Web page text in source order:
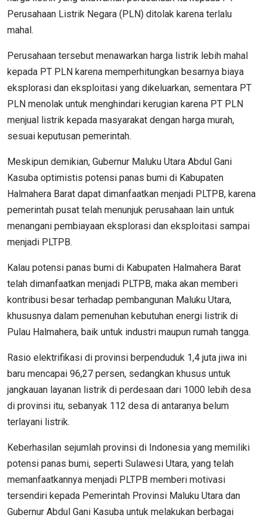
Perusahaan Listrik Negara (PLN) ditolak karena terlalu
mahal.
Perusahaan tersebut menawarkan harga listrik lebih mahal
kepada PT PLN karena memperhitungkan besarnya biaya
eksplorasi dan eksploitasi yang dikeluarkan, sementara PT
PLN menolak untuk menghindari kerugian karena PT PLN
menjual listrik kepada masyarakat dengan harga murah,
sesuai keputusan pemerintah.
Meskipun demikian, Gubernur Maluku Utara Abdul Gani
Kasuba optimistis potensi panas bumi di Kabupaten
Halmahera Barat dapat dimanfaatkan menjadi PLTPB, karena
pemerintah pusat telah menunjuk perusahaan lain untuk
menangani pembiayaan eksplorasi dan eksploitasi sampai
menjadi PLTPB.
Kalau potensi panas bumi di Kabupaten Halmahera Barat
telah dimanfaatkan menjadi PLTPB, maka akan memberi
kontribusi besar terhadap pembangunan Maluku Utara,
khususnya dalam pemenuhan kebutuhan energi listrik di
Pulau Halmahera, baik untuk industri maupun rumah tangga.
Rasio elektrifikasi di provinsi berpenduduk 1,4 juta jiwa ini
baru mencapai 96,27 persen, sedangkan khusus untuk
jangkauan layanan listrik di perdesaan dari 1000 lebih desa
di provinsi itu, sebanyak 112 desa di antaranya belum
terlayani listrik.
Keberhasilan sejumlah provinsi di Indonesia yang memiliki
potensi panas bumi, seperti Sulawesi Utara, yang telah
memanfaatkannya menjadi PLTPB memberi motivasi
tersendiri kepada Pemerintah Provinsi Maluku Utara dan
Gubernur Abdul Gani Kasuba untuk melakukan berbagai